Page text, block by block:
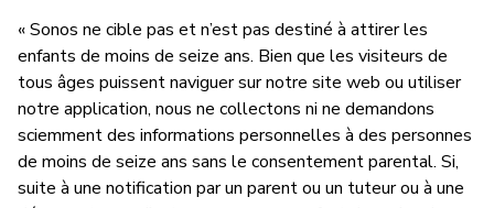
« Sonos ne cible pas et n’est pas destiné à attirer les
enfants de moins de seize ans. Bien que les visiteurs de
tous âges puissent naviguer sur notre site web ou utiliser
notre application, nous ne collectons ni ne demandons
sciemment des informations personnelles à des personnes
de moins de seize ans sans le consentement parental. Si,
suite à une notification par un parent ou un tuteur ou à une